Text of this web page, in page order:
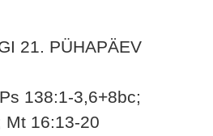
21. PÜHAPÄEV
138:1-3,6+8bc;
Mt 16:13-20